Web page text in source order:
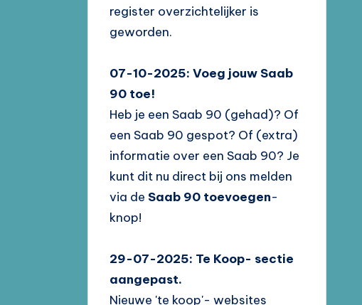
register overzichtelijker is
geworden.
07-10-2025: Voeg jouw Saab
90 toe!
Heb je een Saab 90 (gehad)? Of
een Saab 90 gespot? Of (extra)
informatie over een Saab 90? Je
kunt dit nu direct bij ons melden
via deSaab 90 toevoegen-
knop!
29-07-2025: Te Koop- sectie
aangepast.
Nieuwe 'te koop'- websites